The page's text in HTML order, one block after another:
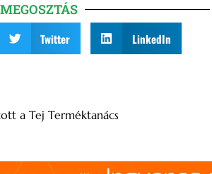
MEGOSZTÁS
Twitter LinkedIn
a Tej Terméktanács